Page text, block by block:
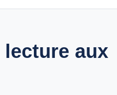
lecture aux